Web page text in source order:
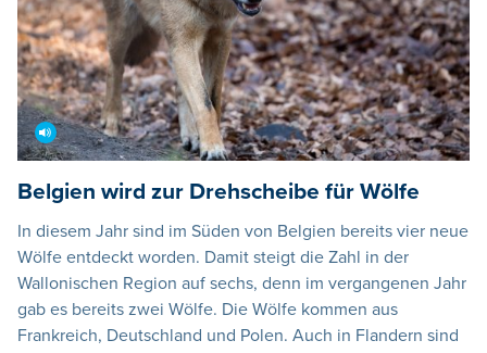
Belgien wird zur Drehscheibe für Wölfe
In diesem Jahr sind im Süden von Belgien bereits vier neue
Wölfe entdeckt worden. Damit steigt die Zahl in der
Wallonischen Region auf sechs, denn im vergangenen Jahr
gab es bereits zwei Wölfe. Die Wölfe kommen aus
Frankreich, Deutschland und Polen. Auch in Flandern sind